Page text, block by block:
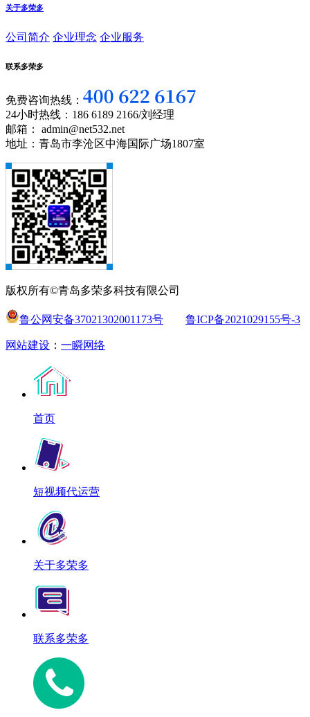
关于多荣多
公司简介 企业理念 企业服务
联系多荣多
免费咨询热线：
24小时热线：186 6189 2166/刘经理
邮箱： admin@net532.net
地址：青岛市李沧区中海国际广场1807室
版权所有©青岛多荣多科技有限公司
鲁公网安备37021302001173号 鲁ICP备2021029155号-3
网站建设 ： 一瞬网络
首页
短视频代运营
关于多荣多
联系多荣多